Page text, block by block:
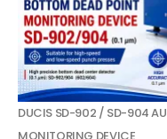
DUCIS SD-902 / SD-904